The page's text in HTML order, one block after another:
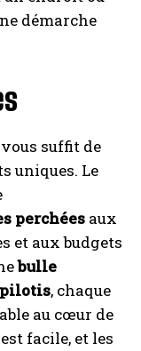
démarche
suffit de
uniques. Le
perchées aux
et aux budgets
bulle
pilotis, chaque
au cœur de
est facile, et les